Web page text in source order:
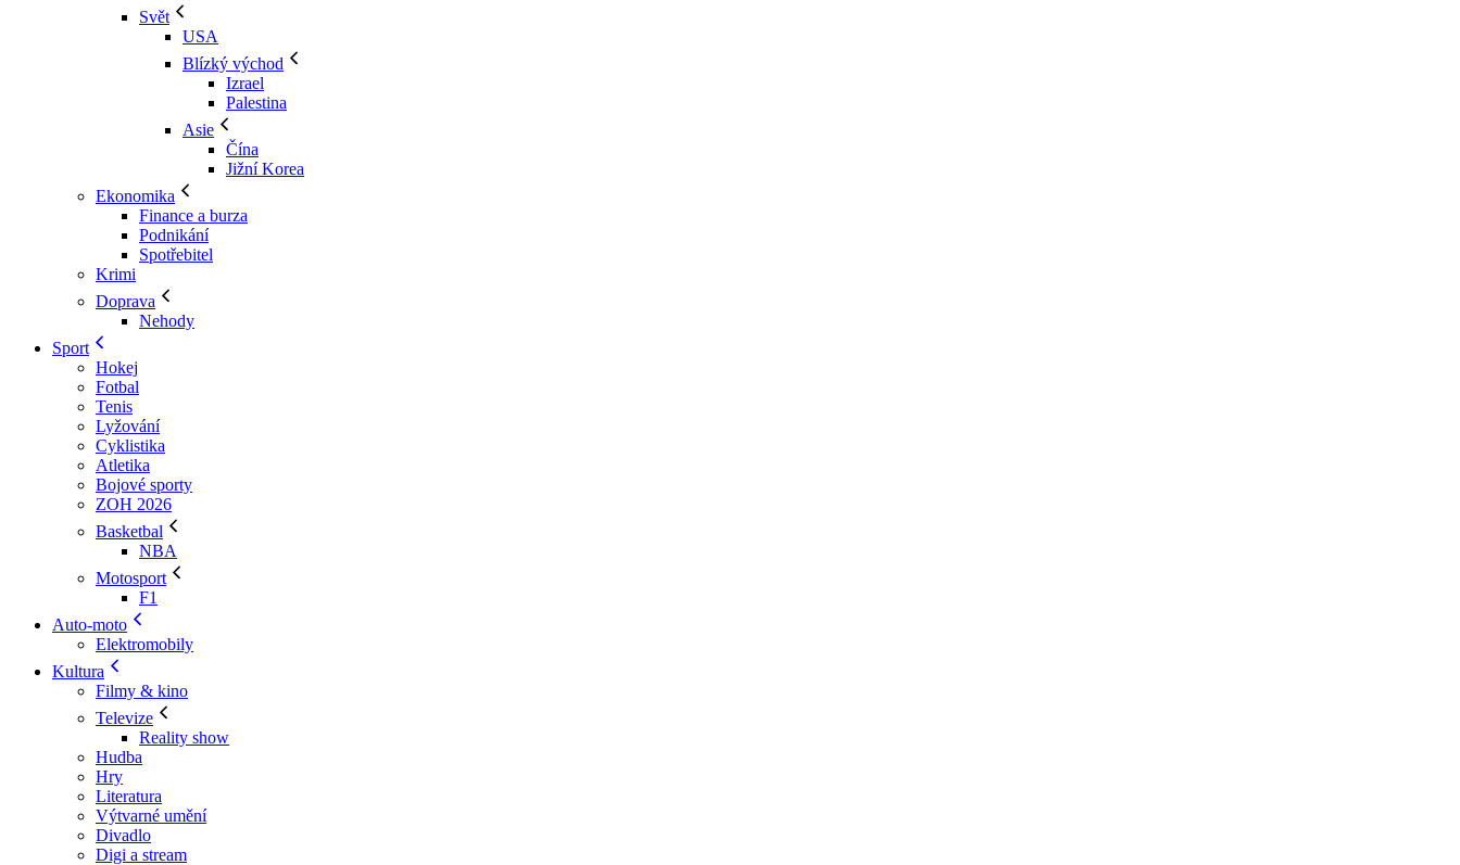
Svět
USA
Blízký východ
Izrael
Palestina
Asie
Čína
Jižní Korea
Ekonomika
Finance a burza
Podnikání
Spotřebitel
Krimi
Doprava
Nehody
Sport
Hokej
Fotbal
Tenis
Lyžování
Cyklistika
Atletika
Bojové sporty
ZOH 2026
Basketbal
NBA
Motosport
F1
Auto-moto
Elektromobily
Kultura
Filmy & kino
Televize
Reality show
Hudba
Hry
Literatura
Výtvarné umění
Divadlo
Digi a stream